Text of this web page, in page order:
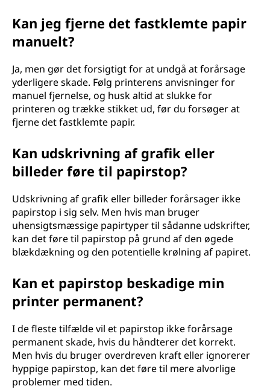
Kan jeg fjerne det fastklemte papir
manuelt?
Ja, men gør det forsigtigt for at undgå at forårsage
yderligere skade. Følg printerens anvisninger for
manuel fjernelse, og husk altid at slukke for
printeren og trække stikket ud, før du forsøger at
fjerne det fastklemte papir.
Kan udskrivning af grafik eller
billeder føre til papirstop?
Udskrivning af grafik eller billeder forårsager ikke
papirstop i sig selv. Men hvis man bruger
uhensigtsmæssige papirtyper til sådanne udskrifter,
kan det føre til papirstop på grund af den øgede
blækdækning og den potentielle krølning af papiret.
Kan et papirstop beskadige min
printer permanent?
I de fleste tilfælde vil et papirstop ikke forårsage
permanent skade, hvis du håndterer det korrekt.
Men hvis du bruger overdreven kraft eller ignorerer
hyppige papirstop, kan det føre til mere alvorlige
problemer med tiden.